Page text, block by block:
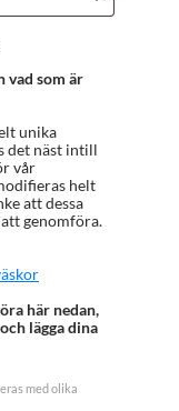
vad som är
unika
det näst intill
vår
helt
att dessa
genomföra.
här nedan,
lägga dina
med olika